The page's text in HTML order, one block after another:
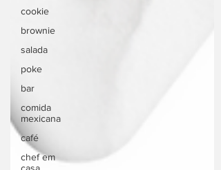
cookie
brownie
salada
poke
bar
comida
mexicana
café
chef em